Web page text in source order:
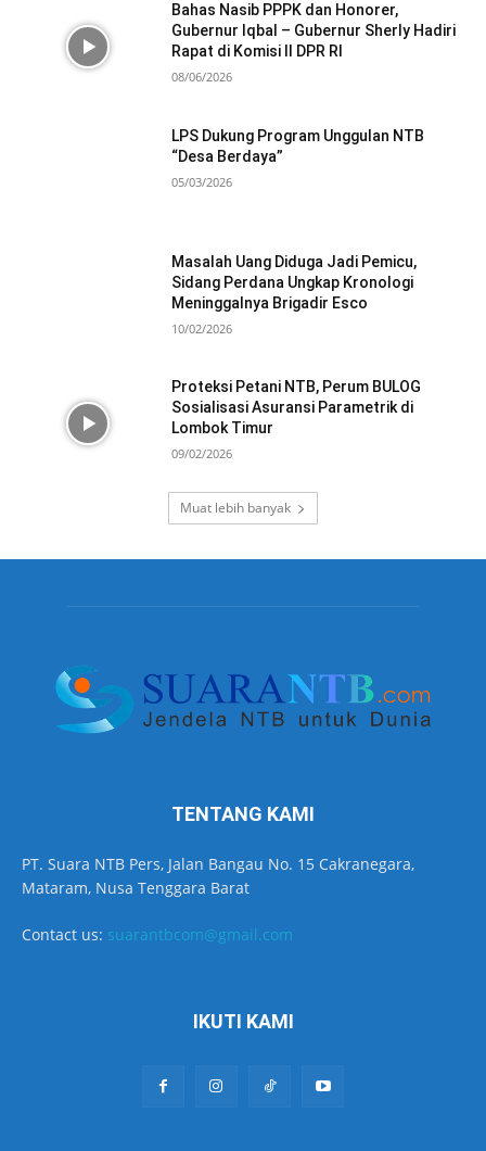
Bahas Nasib PPPK dan Honorer,
Gubernur Iqbal – Gubernur Sherly Hadiri
Rapat di Komisi II DPR RI
08/06/2026
LPS Dukung Program Unggulan NTB
“Desa Berdaya”
05/03/2026
Masalah Uang Diduga Jadi Pemicu,
Sidang Perdana Ungkap Kronologi
Meninggalnya Brigadir Esco
10/02/2026
Proteksi Petani NTB, Perum BULOG
Sosialisasi Asuransi Parametrik di
Lombok Timur
09/02/2026
Muat lebih banyak
TENTANG KAMI
PT. Suara NTB Pers, Jalan Bangau No. 15 Cakranegara,
Mataram, Nusa Tenggara Barat
Contact us: suarantbcom@gmail.com
IKUTI KAMI